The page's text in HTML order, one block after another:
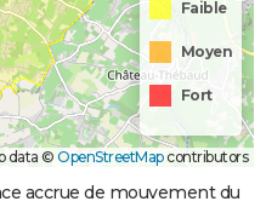
Faible
Moyen
Fort
data ©OpenStreetMapcontributors
accrue de mouvement du